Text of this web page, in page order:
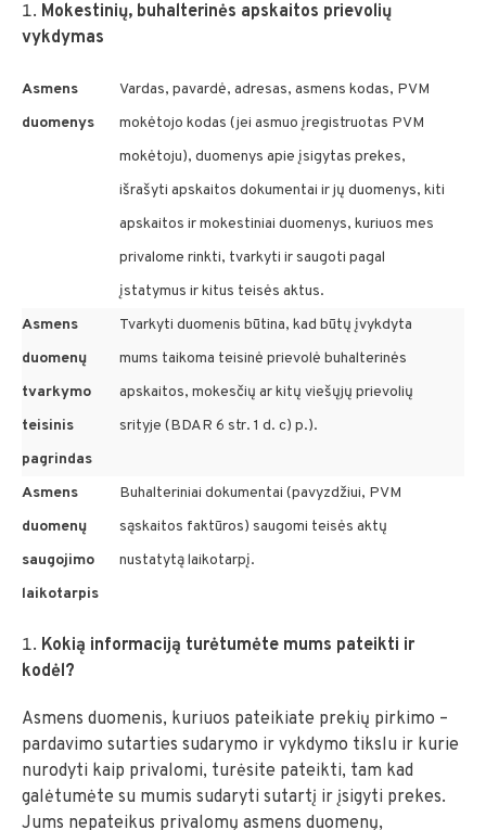
Mokestinių, buhalterinės apskaitos prievolių
vykdymas
Asmens
duomenys
Vardas, pavardė, adresas, asmens kodas, PVM
mokėtojo kodas (jei asmuo įregistruotas PVM
mokėtoju), duomenys apie įsigytas prekes,
išrašyti apskaitos dokumentai ir jų duomenys, kiti
apskaitos ir mokestiniai duomenys, kuriuos mes
privalome rinkti, tvarkyti ir saugoti pagal
įstatymus ir kitus teisės aktus.
Asmens
duomenų
tvarkymo
teisinis
pagrindas
Tvarkyti duomenis būtina, kad būtų įvykdyta
mums taikoma teisinė prievolė buhalterinės
apskaitos, mokesčių ar kitų viešųjų prievolių
srityje (BDAR 6 str. 1 d. c) p.).
Asmens
duomenų
saugojimo
laikotarpis
Buhalteriniai dokumentai (pavyzdžiui, PVM
sąskaitos faktūros) saugomi teisės aktų
nustatytą laikotarpį.
Kokią informaciją turėtumėte mums pateikti ir
kodėl?
Asmens duomenis, kuriuos pateikiate prekių pirkimo –
pardavimo sutarties sudarymo ir vykdymo tikslu ir kurie
nurodyti kaip privalomi, turėsite pateikti, tam kad
galėtumėte su mumis sudaryti sutartį ir įsigyti prekes.
Jums nepateikus privalomų asmens duomenų,